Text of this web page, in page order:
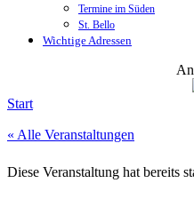
Termine im Süden
St. Bello
Wichtige Adressen
Start
« Alle Veranstaltungen
Diese Veranstaltung hat bereits